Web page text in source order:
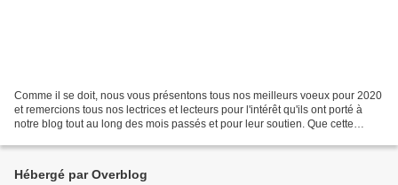
Comme il se doit, nous vous présentons tous nos meilleurs voeux pour 2020
et remercions tous nos lectrices et lecteurs pour l'intérêt qu'ils ont porté à
notre blog tout au long des mois passés et pour leur soutien. Que cette
Hébergé par Overblog